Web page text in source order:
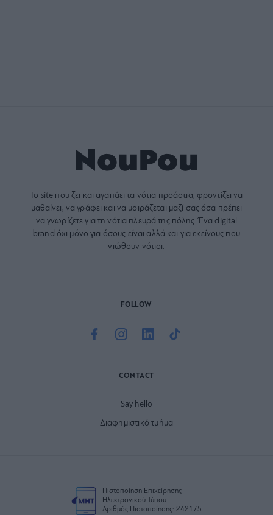
Το site που ζει και αγαπάει τα νότια προάστια, φροντίζει να
μαθαίνει, να γράφει και να μοιράζεται μαζί σας όσα πρέπει
να γνωρίζετε για τη νότια πλευρά της πόλης. Ένα digital
brand όχι μόνο για όσους είναι αλλά και για εκείνους που
νιώθουν νότιοι.
FOLLOW
CONTACT
Say hello
Διαφημιστικό τμήμα
Πιστοποίηση Επιχείρησης
Ηλεκτρονικού Τύπου
Αριθμός Πιστοποίησης: 242175